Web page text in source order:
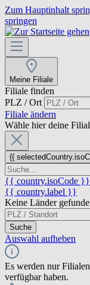
Zum Hauptinhalt
springen
Meine Filiale
Filiale finden
PLZ / Ort
Filiale ändern
Wähle hier deine
{{
{{ country.isoCode }}
{{ country.label }}
Keine Länder
Suche
Auswahl aufheben
Es werden nur
verfügbar haben.